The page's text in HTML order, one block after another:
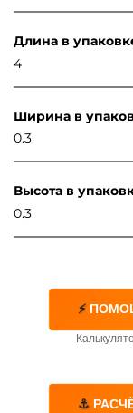
Длина в
4
Ширина в
0.3
Высота в
0.3
⚡
⚓